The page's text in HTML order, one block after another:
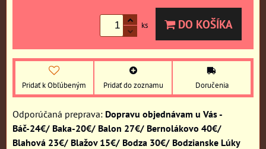
ks DO KOŠÍKA
Pridať k Obľúbeným Pridať do zoznamu Doručenia
Dopravu objednávam u Vás -
Báč-24€/ Baka-20€/ Balon 27€/ Bernolákovo 40€/
Blahová 23€/ Blažov 15€/ Bodza 30€/ Bodzianske Lúky